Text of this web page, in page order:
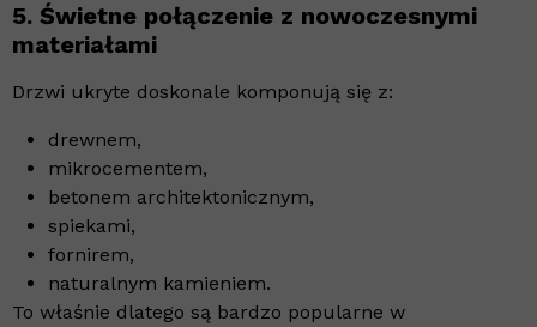
5. Świetne połączenie z nowoczesnymi
materiałami
Drzwi ukryte doskonale komponują się z:
drewnem,
mikrocementem,
betonem architektonicznym,
spiekami,
fornirem,
naturalnym kamieniem.
To właśnie dlatego są bardzo popularne w